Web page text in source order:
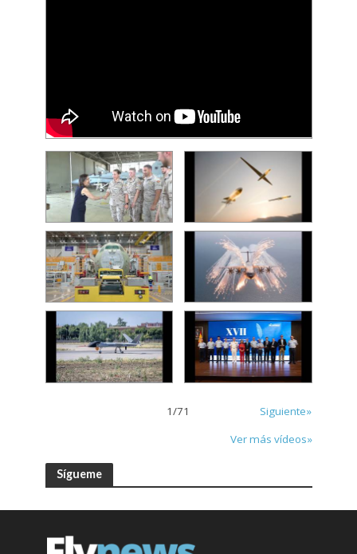
1/71
Siguiente»
Ver más vídeos»
Sígueme